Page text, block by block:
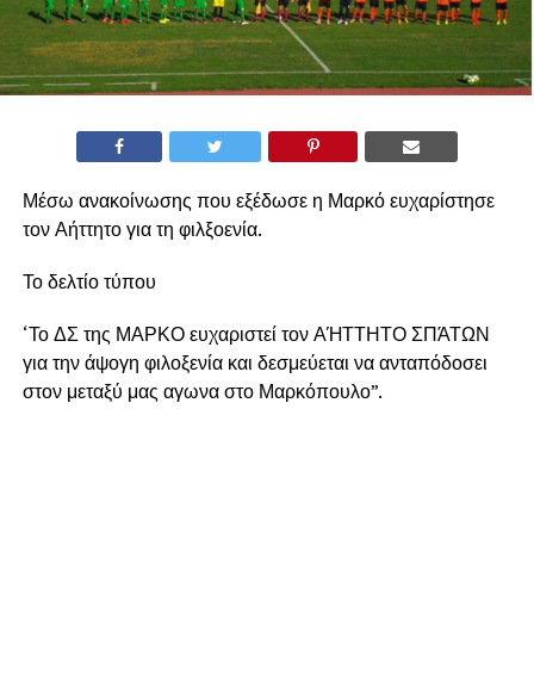
Μέσω ανακοίνωσης που εξέδωσε η Μαρκό ευχαρίστησε
τον Αήττητο για τη φιλξοενία.
Το δελτίο τύπου
‘Το ΔΣ της ΜΑΡΚΟ ευχαριστεί τον ΑΉΤΤΗΤΟ ΣΠΆΤΩΝ
για την άψογη φιλοξενία και δεσμεύεται να ανταπόδοσει
στον μεταξύ μας αγωνα στο Μαρκόπουλο”.